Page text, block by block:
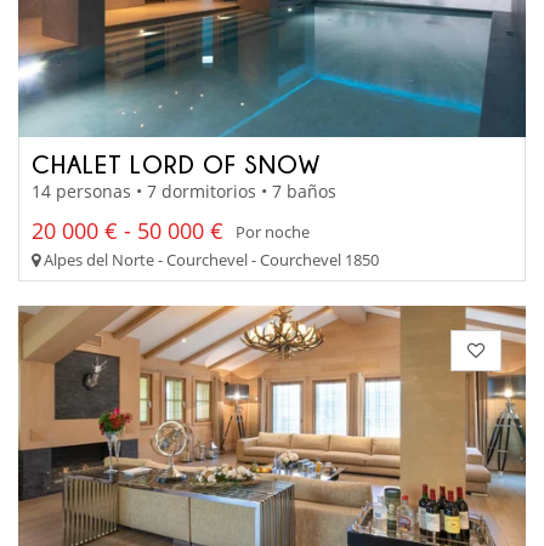
CHALET LORD OF SNOW
14 personas • 7 dormitorios • 7 baños
20 000 € - 50 000 €
Por noche
Alpes del Norte - Courchevel - Courchevel 1850